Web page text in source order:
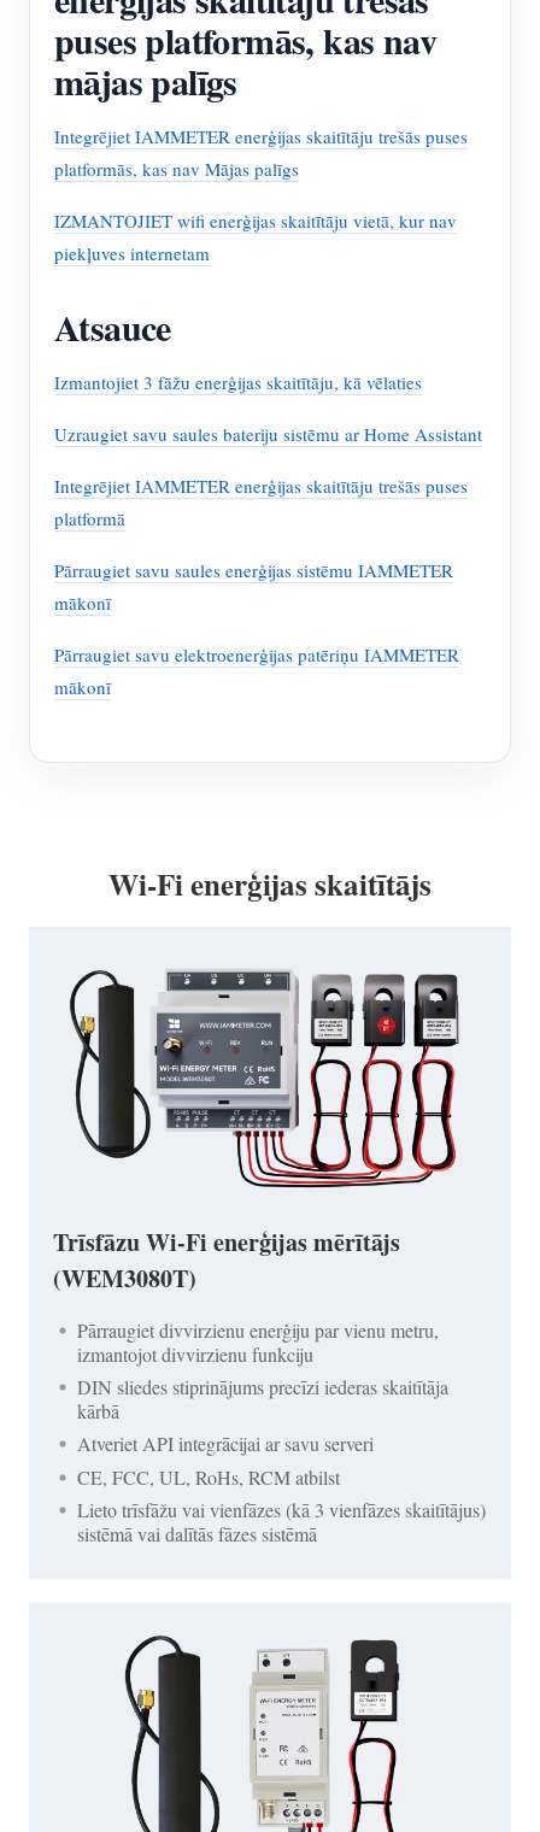
puses platformās, kas nav
mājas palīgs
Integrējiet IAMMETER enerģijas skaitītāju trešās puses
platformās, kas nav Mājas palīgs
IZMANTOJIET wifi enerģijas skaitītāju vietā, kur nav
piekļuves internetam
Atsauce
Izmantojiet 3 fāžu enerģijas skaitītāju, kā vēlaties
Uzraugiet savu saules bateriju sistēmu ar Home Assistant
Integrējiet IAMMETER enerģijas skaitītāju trešās puses
platformā
Pārraugiet savu saules enerģijas sistēmu IAMMETER
mākonī
Pārraugiet savu elektroenerģijas patēriņu IAMMETER
mākonī
Wi-Fi enerģijas skaitītājs
Trīsfāzu Wi-Fi enerģijas mērītājs
(WEM3080T)
Pārraugiet divvirzienu enerģiju par vienu metru,
izmantojot divvirzienu funkciju
DIN sliedes stiprinājums precīzi iederas skaitītāja
kārbā
Atveriet API integrācijai ar savu serveri
CE, FCC, UL, RoHs, RCM atbilst
Lieto trīsfāžu vai vienfāzes (kā 3 vienfāzes skaitītājus)
sistēmā vai dalītās fāzes sistēmā